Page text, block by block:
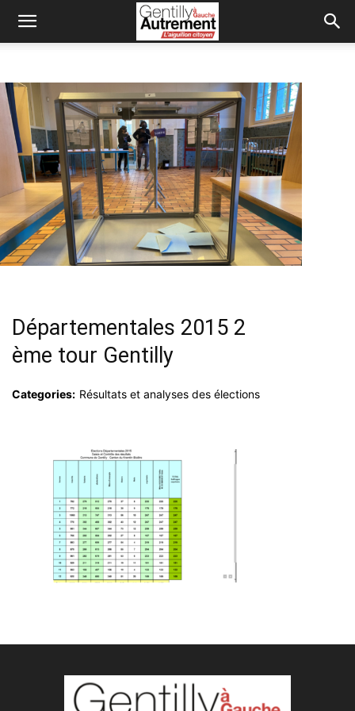
Départementales 2015 2
ème tour Gentilly
Categories: Résultats et analyses des élections